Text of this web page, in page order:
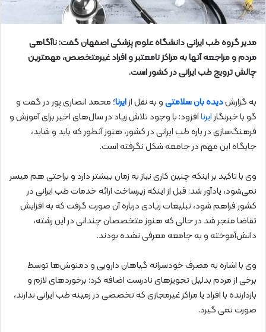
مدیر گروه طب ایرانی دانشگاه علوم پزشکی اصفهان گفت: ناآگاهی
مردم و مراجعه آنها به مراکز نامعتبر و افراد غیرمتخصص، مهمترین
چالش ترویج طب ایرانی در کشور است.
به گزارشدیده بان سلامتیو به نقل ازایرنا؛ محمد انصاری پور در گفت و
گو با خبرنگارایرناافزود: با وجود تلاش زیاد در سال‌های اخیر برای آموزش و
فرهنگ‌سازی در باره طب ایرانی در کشور، هنوز آنطور که باید و شاید،
جایگاه این مهم در جامعه شکل نگرفته است.
وی با تاکید بر اینکه چنین کاری نیاز به زمان بیشتر دارد و براحتی هم میسر
نمی‌شود، یادآور شد: قبل از اینکه زیرساخت ارائه خدمات طب ایرانی در
کشور فراهم شود، تبلیغات زیادی درباره آن صورت گرفت که به افزایش
تقاضا منجر شد در حالی که هنوز متخصصان چندانی در این رشته،
دانش‌آموخته و به جامعه معرفی نشده بودند.
وی با اشاره به مصرف خودسرانه گیاهان دارویی و دمنوش‌ها توسط
برخی از مردم بدلیل تجویزهای نادرست اضافه کرد: برخوردهای لازم و
بازدارنده با افراد یا مراکز غیرمجازی که تخصصی در زمینه طب ایرانی ندارند،
صورت نمی گیرد.